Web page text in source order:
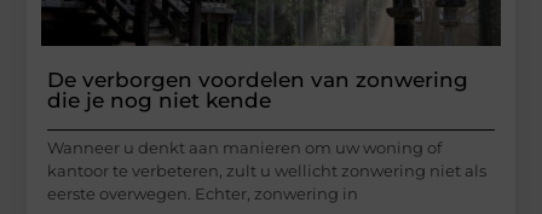
De verborgen voordelen van zonwering
die je nog niet kende
Wanneer u denkt aan manieren om uw woning of
kantoor te verbeteren, zult u wellicht zonwering niet als
eerste overwegen. Echter, zonwering in